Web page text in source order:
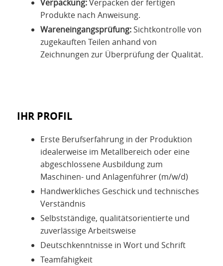
Verpackung:Verpacken der fertigen
Produkte nach Anweisung.
Wareneingangsprüfung: Sichtkontrolle von
zugekauften Teilen anhand von
Zeichnungen zur Überprüfung der Qualität.
IHR PROFIL
Erste Berufserfahrung in der Produktion
idealerweise im Metallbereich oder eine
abgeschlossene Ausbildung zum
Maschinen- und Anlagenführer (m/w/d)
Handwerkliches Geschick und technisches
Verständnis
Selbstständige, qualitätsorientierte und
zuverlässige Arbeitsweise
Deutschkenntnisse in Wort und Schrift
Teamfähigkeit